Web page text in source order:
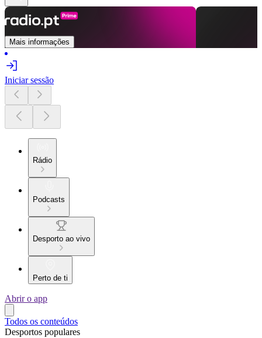
Mais informações
Iniciar sessão
Rádio
Podcasts
Desporto ao vivo
Perto de ti
Abrir o app
Todos os conteúdos
Desportos populares